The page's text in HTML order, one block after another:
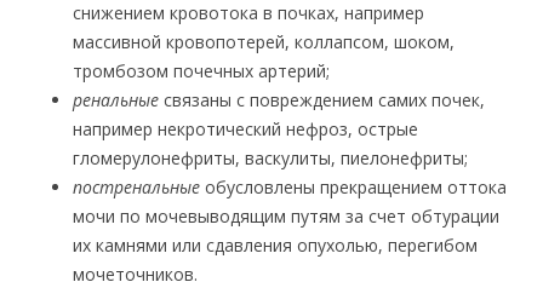
снижением кровотока в почках, например
массивной кровопотерей, коллапсом, шоком,
тромбозом почечных артерий;
ренальные связаны с повреждением самих почек,
например некротический нефроз, острые
гломерулонефриты, васкулиты, пиелонефриты;
постренальные обусловлены прекращением оттока
мочи по мочевыводящим путям за счет обтурации
их камнями или сдавления опухолью, перегибом
мочеточников.